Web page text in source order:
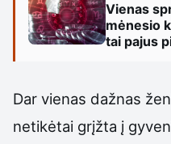
Vienas
mėnesio
tai pajus
Dar vienas dažnas
netikėtai grįžta į